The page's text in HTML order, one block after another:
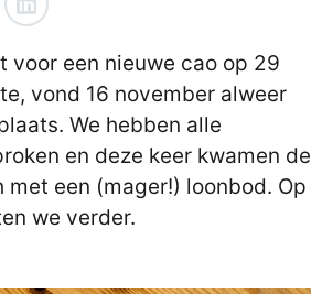
voor een nieuwe cao op 29
vond 16 november alweer
We hebben alle
en deze keer kwamen de
een (mager!) loonbod. Op
we verder.